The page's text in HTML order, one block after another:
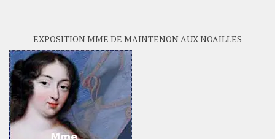
EXPOSITION MME DE MAINTENON AUX NOAILLES